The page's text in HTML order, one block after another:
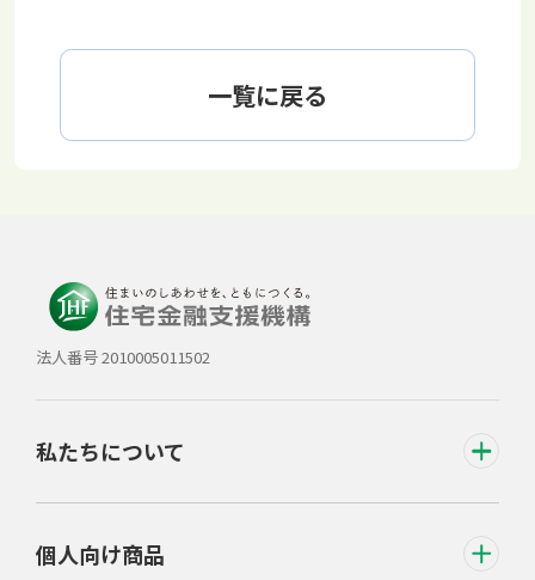
一覧に戻る
法人番号 2010005011502
私たちについて
個人向け商品